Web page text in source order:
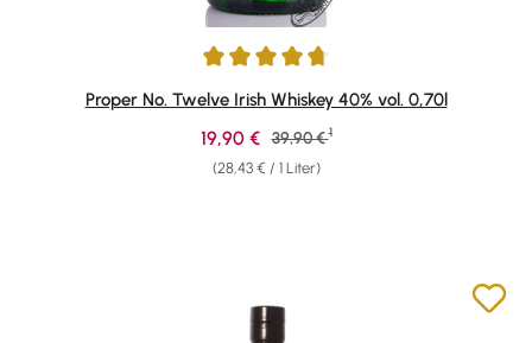
Durchschnittliche Bewertung von 4.74 von 5 Sternen
Proper No. Twelve Irish Whiskey 40% vol. 0,70l
(28,43 € / 1 Liter)
Verkaufspreis:
19,90 € Regulärer Preis:
39,90 € 1